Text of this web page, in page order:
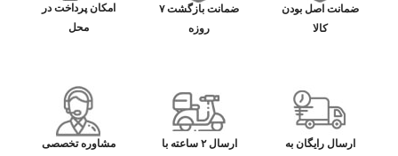
ضمانت اصل بودن
کالا
ضمانت بازگشت ۷
روزه
امکان پرداخت در
محل
ارسال رایگان به
ارسال ۲ ساعته با
مشاوره تخصصی